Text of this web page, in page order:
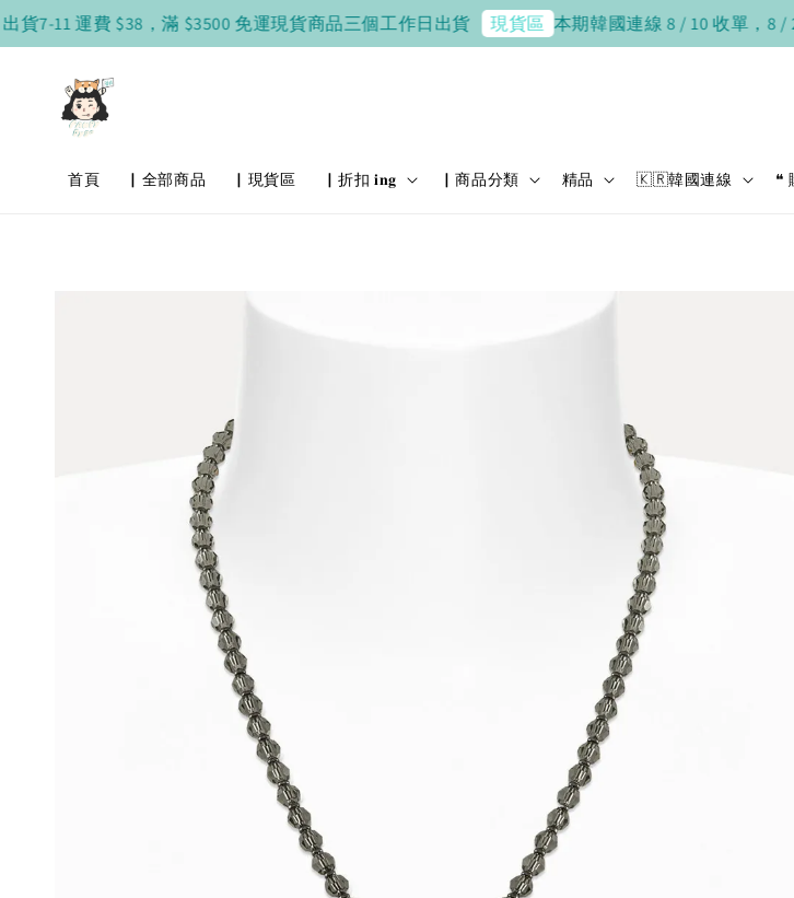
11 運費 $38，滿 $3500 免運現貨商品三個工作日出貨 現貨區 本期韓國連線 8 / 10 收單，8 / 20 -
首頁 ▏全部商品 ▏現貨區 ▏折扣 𝐢𝐧𝐠 ▏商品分類 精品 🇰🇷韓國連線 ❝